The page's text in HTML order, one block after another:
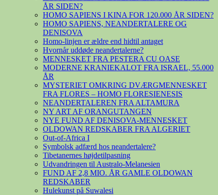
ÅR SIDEN?
HOMO SAPIENS I KINA FOR 120.000 ÅR SIDEN?
HOMO SAPIENS, NEANDERTALERE OG
DENISOVA
Homo-linjen er ældre end hidtil antaget
Hvornår uddøde neandertalerne?
MENNESKET FRA PESTERA CU OASE
MODERNE KRANIEKALOT FRA ISRAEL, 55.000
ÅR
MYSTERIET OMKRING DVÆRGMENNESKET
FRA FLORES – HOMO FLORESIENESIS
NEANDERTALEREN FRA ALTAMURA
NY ART AF ORANGUTANGEN
NYE FUND AF DENISOVA-MENNESKET
OLDOWAN REDSKABER FRA ALGERIET
Out-of-Africa I
Symbolsk adfærd hos neandertalere?
Tibetanernes højdetilpasning
Udvandringen til Australo-Melanesien
FUND AF 2,8 MIO. ÅR GAMLE OLDOWAN
REDSKABER
Hulekunst på Suwalesi